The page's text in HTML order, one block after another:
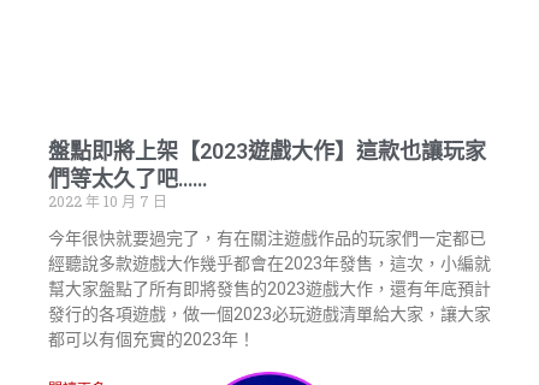
盤點即將上架【2023遊戲大作】這款也讓玩家
們等太久了吧……
2022 年 10 月 7 日
今年很快就要過完了，有在關注遊戲作品的玩家們一定都已
經聽說多款遊戲大作幾乎都會在2023年發售，這次，小編就
幫大家盤點了所有即將發售的2023遊戲大作，還有年底預計
發行的各項遊戲，做一個2023必玩遊戲清單給大家，讓大家
都可以有個充實的2023年！